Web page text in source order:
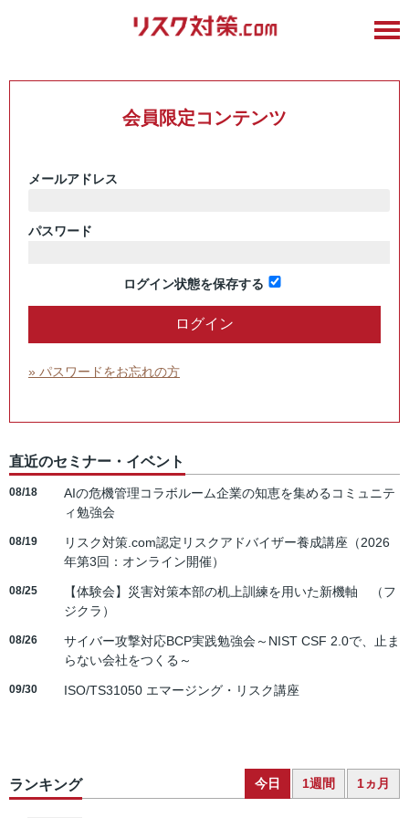
会員限定コンテンツ
メールアドレス
パスワード
ログイン状態を保存する
» パスワードをお忘れの方
直近のセミナー・イベント
08/18
AIの危機管理コラボルーム企業の知恵を集めるコミュニテ
ィ勉強会
08/19
リスク対策.com認定リスクアドバイザー養成講座（2026
年第3回：オンライン開催）
08/25
【体験会】災害対策本部の机上訓練を用いた新機軸 （フ
ジクラ）
08/26
サイバー攻撃対応BCP実践勉強会～NIST CSF 2.0で、止ま
らない会社をつくる～
09/30 ISO/TS31050 エマージング・リスク講座
ランキング 今日 1週間 1ヵ月